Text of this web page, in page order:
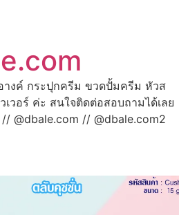
างค์ กระปุกครีม ขวดปั้มครีม หัวส
เวอร์ ค่ะ สนใจติดต่อสอบถามได้เลย
@dbale.com // @dbale.com2